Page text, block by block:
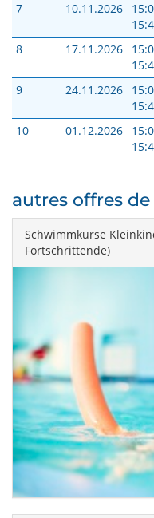
7 10.11.2026
8 17.11.2026
9 24.11.2026
10 01.12.2026
autres offres
Schwimmkurse
Fortschrittende)